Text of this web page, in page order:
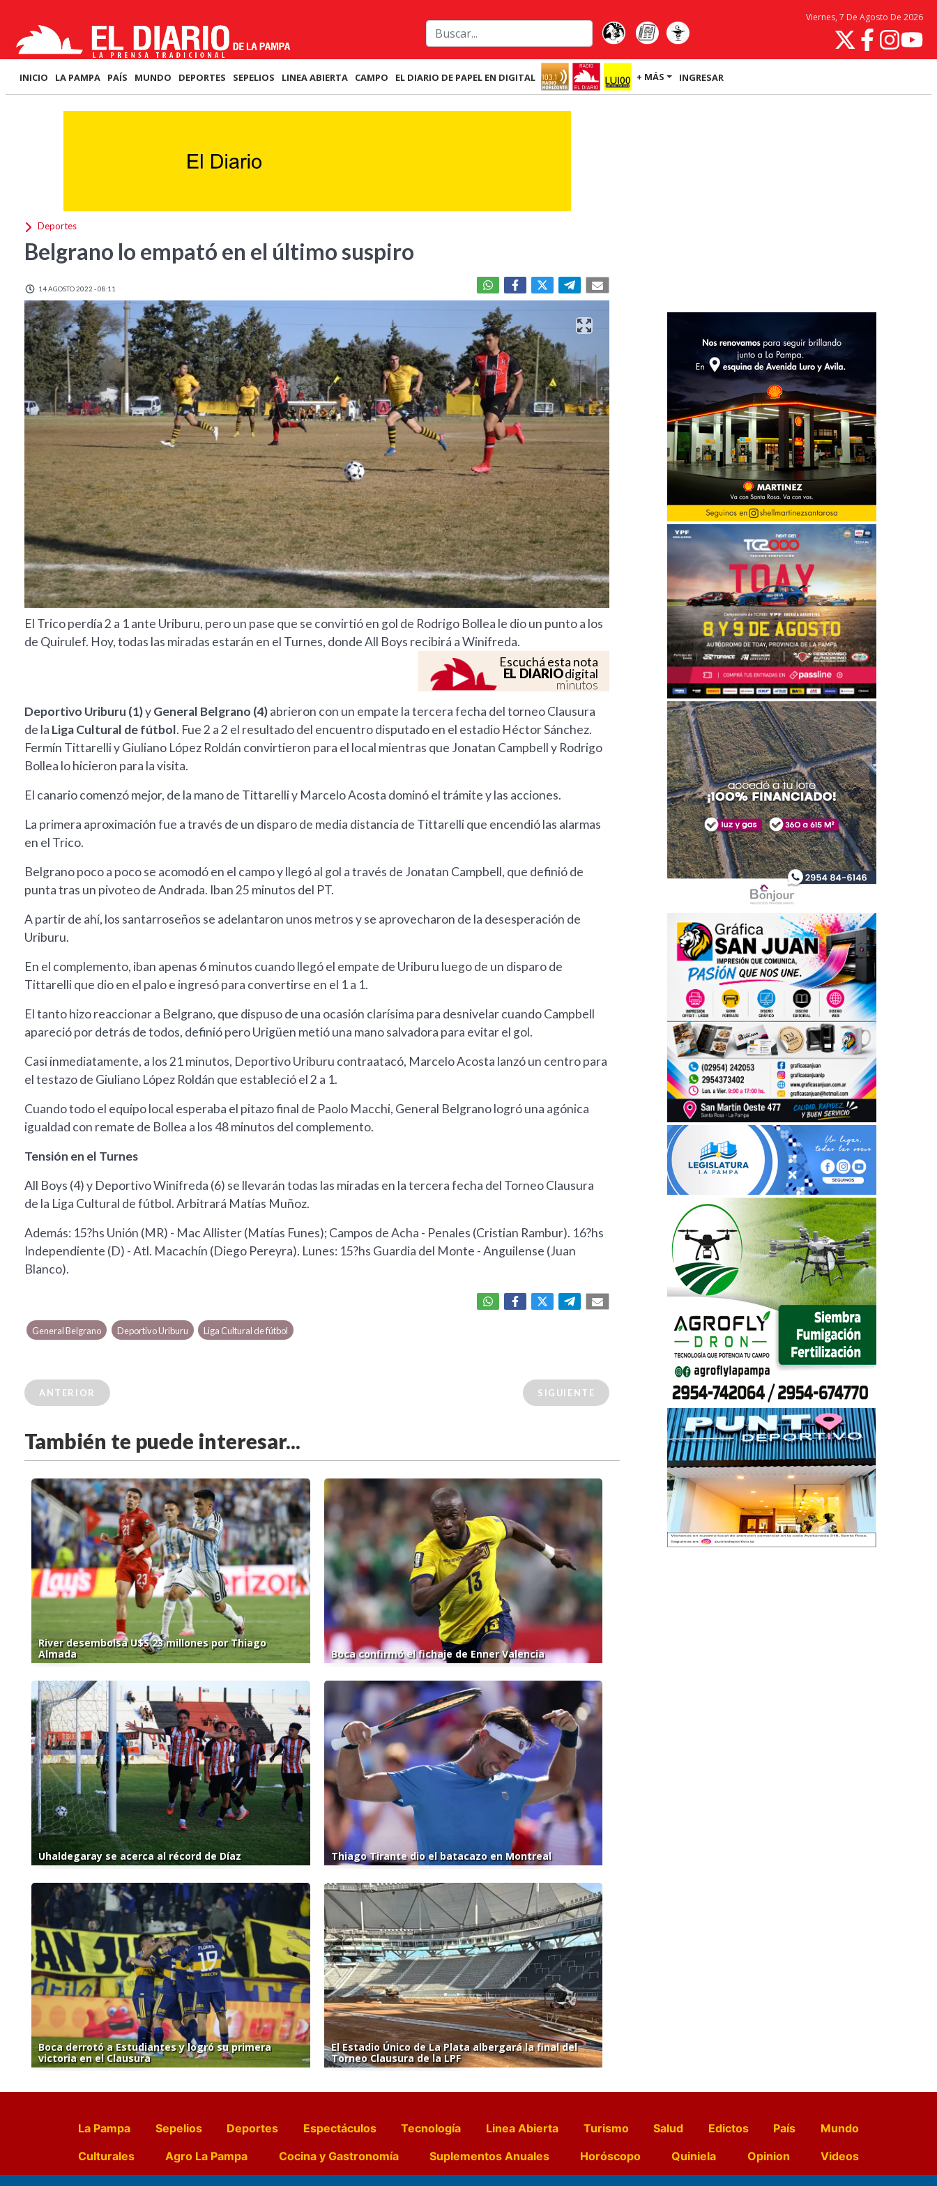
Viernes, 7 De Agosto De 2026
INICIO LA PAMPA PAÍS MUNDO DEPORTES SEPELIOS LINEA ABIERTA CAMPO EL DIARIO DE PAPEL EN DIGITAL + MÁS INGRESAR
Deportes
Belgrano lo empató en el último suspiro
14 AGOSTO 2022 - 08:11
El Trico perdía 2 a 1 ante Uriburu, pero un pase que se convirtió en gol de Rodrigo Bollea le dio un punto a los
de Quirulef. Hoy, todas las miradas estarán en el Turnes, donde All Boys recibirá a Winifreda.
Escuchá esta nota
EL DIARIOdigital
minutos
Deportivo Uriburu (1)yGeneral Belgrano (4)abrieron con un empate la tercera fecha del torneo Clausura
de la Liga Cultural de fútbol. Fue 2 a 2 el resultado del encuentro disputado en el estadio Héctor Sánchez.
Fermín Tittarelli y Giuliano López Roldán convirtieron para el local mientras que Jonatan Campbell y Rodrigo
Bollea lo hicieron para la visita.
El canario comenzó mejor, de la mano de Tittarelli y Marcelo Acosta dominó el trámite y las acciones.
La primera aproximación fue a través de un disparo de media distancia de Tittarelli que encendió las alarmas
en el Trico.
Belgrano poco a poco se acomodó en el campo y llegó al gol a través de Jonatan Campbell, que definió de
punta tras un pivoteo de Andrada. Iban 25 minutos del PT.
A partir de ahí, los santarroseños se adelantaron unos metros y se aprovecharon de la desesperación de
Uriburu.
En el complemento, iban apenas 6 minutos cuando llegó el empate de Uriburu luego de un disparo de
Tittarelli que dio en el palo e ingresó para convertirse en el 1 a 1.
El tanto hizo reaccionar a Belgrano, que dispuso de una ocasión clarísima para desnivelar cuando Campbell
apareció por detrás de todos, definió pero Urigüen metió una mano salvadora para evitar el gol.
Casi inmediatamente, a los 21 minutos, Deportivo Uriburu contraatacó, Marcelo Acosta lanzó un centro para
el testazo de Giuliano López Roldán que estableció el 2 a 1.
Cuando todo el equipo local esperaba el pitazo final de Paolo Macchi, General Belgrano logró una agónica
igualdad con remate de Bollea a los 48 minutos del complemento.
Tensión en el Turnes
All Boys (4) y Deportivo Winifreda (6) se llevarán todas las miradas en la tercera fecha del Torneo Clausura
de la Liga Cultural de fútbol. Arbitrará Matías Muñoz.
Además: 15?hs Unión (MR) - Mac Allister (Matías Funes); Campos de Acha - Penales (Cristian Rambur). 16?hs
Independiente (D) - Atl. Macachín (Diego Pereyra). Lunes: 15?hs Guardia del Monte - Anguilense (Juan
Blanco).
General Belgrano Deportivo Uriburu Liga Cultural de fútbol
ANTERIOR SIGUIENTE
También te puede interesar...
River desembolsa U$S 23 millones por Thiago
Almada
Boca confirmó el fichaje de Enner Valencia
Uhaldegaray se acerca al récord de Díaz Thiago Tirante dio el batacazo en Montreal
Boca derrotó a Estudiantes y logró su primera
victoria en el Clausura
El Estadio Único de La Plata albergará la final del
Torneo Clausura de la LPF
La Pampa Sepelios Deportes Espectáculos Tecnología Linea Abierta Turismo Salud Edictos País
Mundo
Culturales
Agro La Pampa Cocina y Gastronomía Suplementos Anuales Horóscopo Quiniela Opinion
Videos